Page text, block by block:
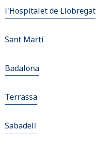
l'Hospitalet de Llobregat
Sant Marti
Badalona
Terrassa
Sabadell